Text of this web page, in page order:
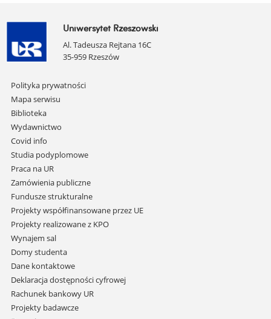
Uniwersytet Rzeszowski
Al. Tadeusza Rejtana 16C
35-959 Rzeszów
Pomiń
nawigację
i
przejdź
do
treści
Polityka prywatności
Mapa serwisu
Biblioteka
Wydawnictwo
Covid info
Studia podyplomowe
Praca na UR
Zamówienia publiczne
Fundusze strukturalne
Projekty współfinansowane przez UE
Projekty realizowane z KPO
Wynajem sal
Domy studenta
Dane kontaktowe
Deklaracja dostępności cyfrowej
Rachunek bankowy UR
Projekty badawcze